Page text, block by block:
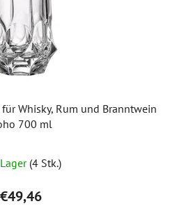
Whisky, Rum und Branntwein
700 ml
(4 Stk.)
€49,46